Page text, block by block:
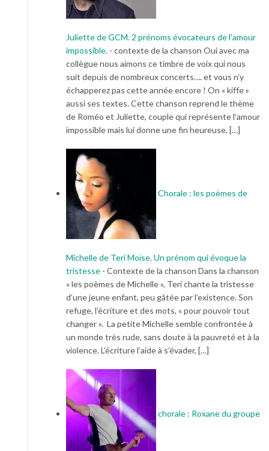
Juliette de GCM. 2 prénoms évocateurs de l’amour
impossible. - contexte de la chanson Oui avec ma
collègue nous aimons ce timbre de voix qui nous
suit depuis de nombreux concerts…. et vous n’y
échapperez pas cette année encore ! On « kiffe »
aussi ses textes. Cette chanson reprend le thème
de Roméo et Juliette, couple qui représente l’amour
impossible mais lui donne une fin heureuse, […]
Chorale : les poèmes de
Michelle de Teri Moïse. Un prénom qui évoque la
tristesse - Contexte de la chanson Dans la chanson
« les poèmes de Michelle », Teri chante la tristesse
d’une jeune enfant, peu gâtée par l’existence. Son
refuge, l’écriture et des mots, « pour pouvoir tout
changer ». La petite Michelle semble confrontée à
un monde très rude, sans doute à la pauvreté et à la
violence. L’écriture l’aide à s’évader, […]
chorale : Roxane du groupe